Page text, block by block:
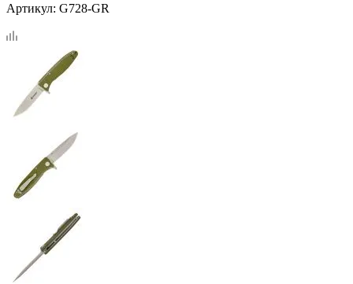
Артикул: G728-GR